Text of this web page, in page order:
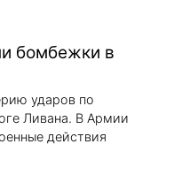
бомбежки в
ударов по
Ливана. В Армии
действия